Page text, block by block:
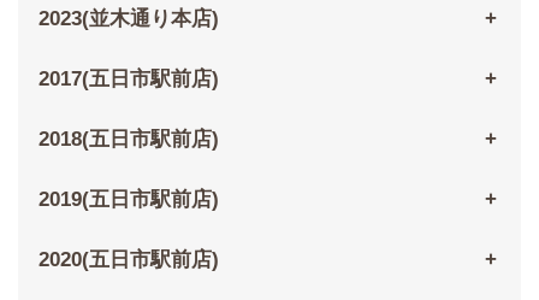
2023(並木通り本店)
2017(五日市駅前店)
2018(五日市駅前店)
2019(五日市駅前店)
2020(五日市駅前店)